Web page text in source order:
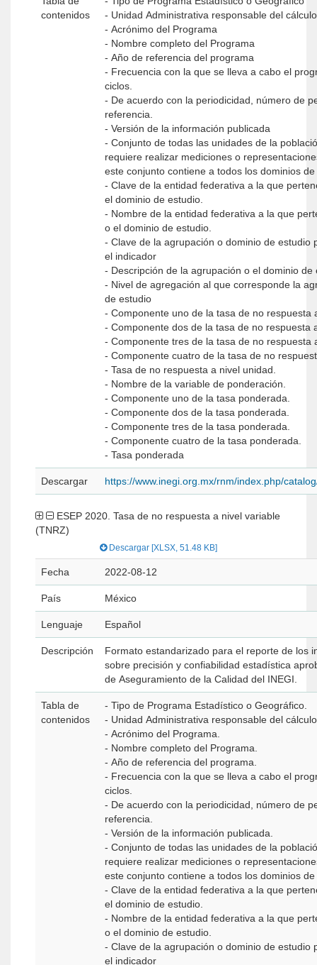
contenidos
- Unidad Administrativa responsable del
- Acrónimo del Programa
- Nombre completo del Programa
- Año de referencia del programa
- Frecuencia con la que se lleva a cabo el
ciclos.
- De acuerdo con la periodicidad, número de
referencia.
- Versión de la información publicada
- Conjunto de todas las unidades de la
requiere realizar mediciones o
este conjunto contiene a todos los dominios
- Clave de la entidad federativa a la que
el dominio de estudio.
- Nombre de la entidad federativa a la que
o el dominio de estudio.
- Clave de la agrupación o dominio de estudio
el indicador
- Descripción de la agrupación o el dominio
- Nivel de agregación al que corresponde la
de estudio
- Componente uno de la tasa de no respuesta
- Componente dos de la tasa de no respuesta
- Componente tres de la tasa de no respuesta
- Componente cuatro de la tasa de no
- Tasa de no respuesta a nivel unidad.
- Nombre de la variable de ponderación.
- Componente uno de la tasa ponderada.
- Componente dos de la tasa ponderada.
- Componente tres de la tasa ponderada.
- Componente cuatro de la tasa ponderada.
- Tasa ponderada
Descargar https://www.inegi.org.mx/rnm/index.php/
(TNRZ)
Descargar [XLSX, 51.48 KB]
Fecha 2022-08-12
País México
Lenguaje Español
Descripción
Formato estandarizado para el reporte de los
sobre precisión y confiabilidad estadística
de Aseguramiento de la Calidad del INEGI.
Tabla de
contenidos
- Tipo de Programa Estadístico o Geográfico.
- Unidad Administrativa responsable del
- Acrónimo del Programa.
- Nombre completo del Programa.
- Año de referencia del programa.
- Frecuencia con la que se lleva a cabo el
ciclos.
- De acuerdo con la periodicidad, número de
referencia.
- Versión de la información publicada.
- Conjunto de todas las unidades de la
requiere realizar mediciones o
este conjunto contiene a todos los dominios
- Clave de la entidad federativa a la que
el dominio de estudio.
- Nombre de la entidad federativa a la que
o el dominio de estudio.
- Clave de la agrupación o dominio de estudio
el indicador